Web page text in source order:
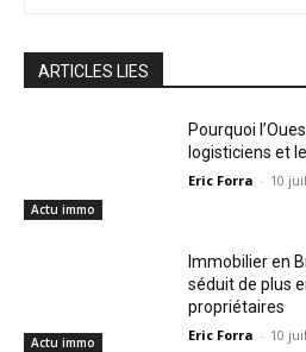
ARTICLES LIES
Actu immo
Pourquoi
logisticiens et
Eric Forra - 10
Actu immo
Immobilier en
séduit de plus
propriétaires
Eric Forra - 10